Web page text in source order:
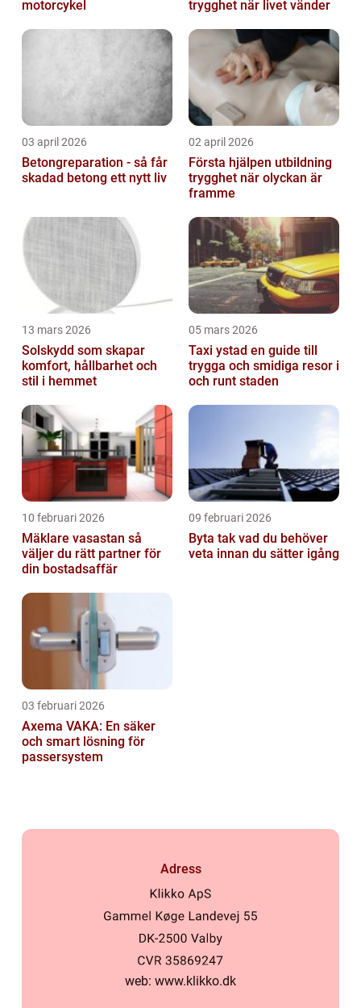
motorcykel trygghet när livet vänder
03 april 2026
Betongreparation - så får
skadad betong ett nytt liv
02 april 2026
Första hjälpen utbildning
trygghet när olyckan är
framme
13 mars 2026
Solskydd som skapar
komfort, hållbarhet och
stil i hemmet
05 mars 2026
Taxi ystad en guide till
trygga och smidiga resor i
och runt staden
10 februari 2026
Mäklare vasastan så
väljer du rätt partner för
din bostadsaffär
09 februari 2026
Byta tak vad du behöver
veta innan du sätter igång
03 februari 2026
Axema VAKA: En säker
och smart lösning för
passersystem
Adress
web: www.klikko.dk